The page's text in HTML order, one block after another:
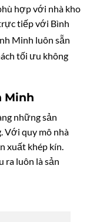
hợp với nhà kho
tiếp với Bình
Minh luôn sẵn
tối ưu không
Minh
những sản
Với quy mô nhà
xuất khép kín.
ra luôn là sản